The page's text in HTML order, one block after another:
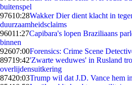
buitenspel
97610:28Wakker Dier dient klacht in
duurzaamheidsclaims
96011:27Capibara's lopen Braziliaans
binnen
92607:00Forensics: Crime Scene
89719:42'Zwarte weduwes' in Rusland
overlijdensuitkering
87420:03Trump wil dat J.D. Vance hem